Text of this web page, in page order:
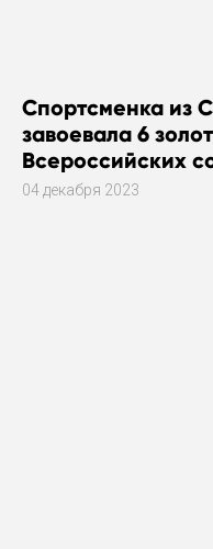
Спортсменка из
завоевала 6
Всероссийских
плаванию
04 декабря 2023